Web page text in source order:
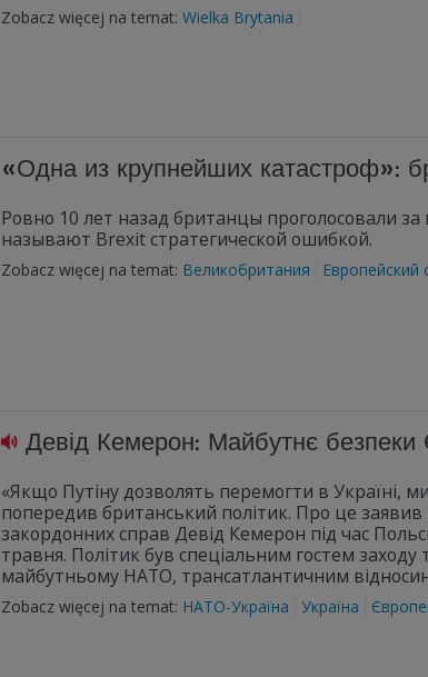
Zobacz więcej na temat: Wielka Brytania
«Одна из крупнейших катастроф»:
Ровно 10 лет назад британцы проголосовали
называют Brexit стратегической ошибкой.
Zobacz więcej na temat: Великобритания Европейский
Девід Кемерон: Майбутнє безпеки
«Якщо Путіну дозволять перемогти в Україні,
попередив британський політик. Про це заявив
закордонних справ Девід Кемерон під час
травня. Політик був спеціальним гостем заходу
майбутньому НАТО, трансатлантичним
Zobacz więcej na temat: НАТО-Україна Україна